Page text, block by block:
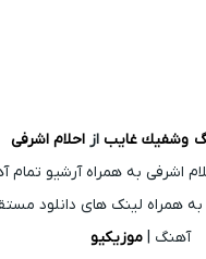
وشفيك غايب ازاحلام اشرفی
اشرفی به همراه آرشیو تمام
همراه لینک های دانلود
آهنگ | موزیکیو